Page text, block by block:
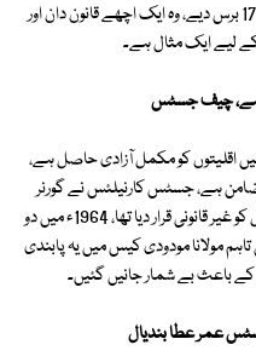
شعبے کا انتخاب کیا، انہوں نے سپریم کورٹ کو 17 برس دیے، وہ ایک اچھے قانون دان اور
لیے ایک مثال ہے۔
ہے، چیف جسٹس
اقلیتوں کو مکمل آزادی حاصل ہے،
ہے، جسٹس کارنیلئس نے گورنر
جنرل کی جانب سے اسمبلی کو توڑنے کے عمل کو غیر قانونی قرار دیا تھا، 1964ء میں دو
مولانا مودودی کیس میں یہ پابندی
کے باعث بے شمار جانیں گئیں۔
عمر عطا بندیال